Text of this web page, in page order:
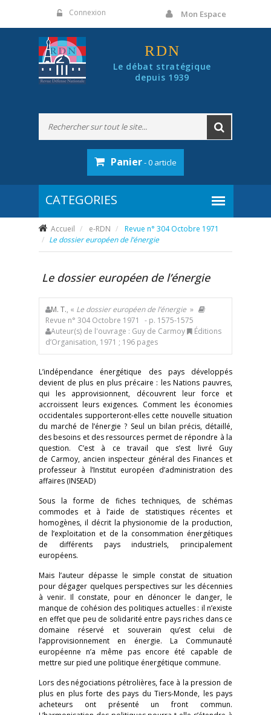
Connexion Mon Espace
RDN
Le débat stratégique
depuis 1939
Panier- 0 article
Accueil e-RDN
Revue n° 304 Octobre 1971
Le dossier européen de l’énergie
Le dossier européen de l’énergie
M. T., « Le dossier européen de l’énergie »
Revue n° 304 Octobre 1971
- p. 1575-1575
Auteur(s) de l'ouvrage : Guy de Carmoy
Éditions
d’Organisation, 1971 ; 196 pages
L’indépendance énergétique des pays développés
devient de plus en plus précaire : les Nations pauvres,
qui les approvisionnent, découvrent leur force et
accroissent leurs exigences. Comment les économies
occidentales supporteront-elles cette nouvelle situation
du marché de l’énergie ? Seul un bilan précis, détaillé,
des besoins et des ressources permet de répondre à la
question. C’est à ce travail que s’est livré Guy
de Carmoy, ancien inspecteur général des Finances et
professeur à l’Institut européen d’administration des
affaires (INSEAD)
Sous la forme de fiches techniques, de schémas
commodes et à l’aide de statistiques récentes et
homogènes, il décrit la physionomie de la production,
de l’exploitation et de la consommation énergétiques
de différents pays industriels, principalement
européens.
Mais l’auteur dépasse le simple constat de situation
pour dégager quelques perspectives sur les décennies
à venir. Il constate, pour en dénoncer le danger, le
manque de cohésion des politiques actuelles : il n’existe
en effet que peu de solidarité entre pays riches dans ce
domaine réservé et souverain qu’est celui de
l’approvisionnement en énergie. La Communauté
européenne n’a même pas encore été capable de
mettre sur pied une politique énergétique commune.
Lors des négociations pétrolières, face à la pression de
plus en plus forte des pays du Tiers-Monde, les pays
acheteurs ont présenté un front commun.